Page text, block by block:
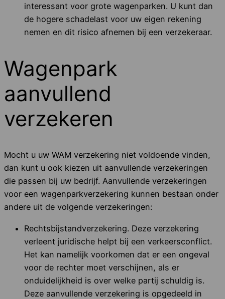
interessant voor grote wagenparken. U kunt dan
de hogere schadelast voor uw eigen rekening
nemen en dit risico afnemen bij een verzekeraar.
Wagenpark
aanvullend
verzekeren
Mocht u uw WAM verzekering niet voldoende vinden,
dan kunt u ook kiezen uit aanvullende verzekeringen
die passen bij uw bedrijf. Aanvullende verzekeringen
voor een wagenparkverzekering kunnen bestaan onder
andere uit de volgende verzekeringen:
Rechtsbijstandverzekering. Deze verzekering
verleent juridische helpt bij een verkeersconflict.
Het kan namelijk voorkomen dat er een ongeval
voor de rechter moet verschijnen, als er
onduidelijkheid is over welke partij schuldig is.
Deze aanvullende verzekering is opgedeeld in